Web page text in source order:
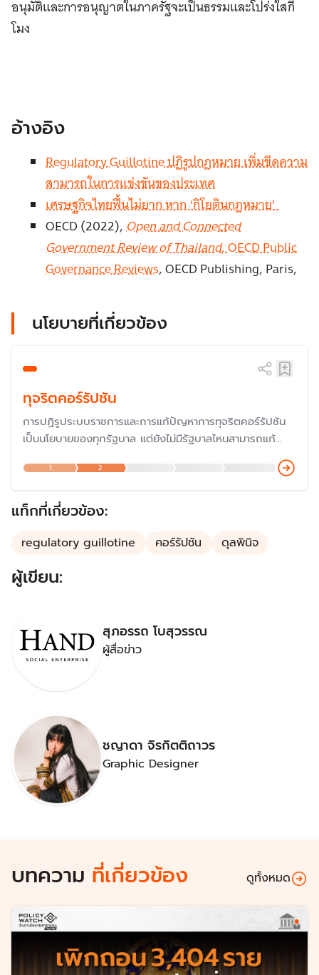
อนุมัติและการอนุญาตในภาครัฐจะเป็นธรรมและโปร่งใสกี่
โมง
อ้างอิง
Regulatory Guillotine ปฏิรูปกฎหมาย เพิ่มขีดความ
สามารถในการแข่งขันของประเทศ
เศรษฐกิจไทยฟื้นไม่ยาก หาก ‘กิโยตินกฎหมาย’
OECD (2022),Open and Connected
Government Review of Thailand, OECD Public
Governance Reviews, OECD Publishing, Paris,
นโยบายที่เกี่ยวข้อง
ทุจริตคอร์รัปชัน
การปฏิรูประบบราชการและการแก้ปัญหาการทุจริตคอร์รัปชัน
เป็นนโยบายของทุกรัฐบาล แต่ยังไม่มีรัฐบาลไหนสามารถแก้
การสำรวจของสำนักวิจัยต่าง ๆ พบว่าประชาชนมีความเห็นว่า
สถานการณ์รุนแรงขึ้น
1 2
แท็กที่เกี่ยวข้อง:
regulatory guillotine คอร์รัปชัน ดุลพินิจ
ผู้เขียน:
สุภอรรถ โบสุวรรณ
ผู้สื่อข่าว
ชญาดา จิรกิตติถาวร
Graphic Designer
บทความ ที่เกี่ยวข้อง ดูทั้งหมด